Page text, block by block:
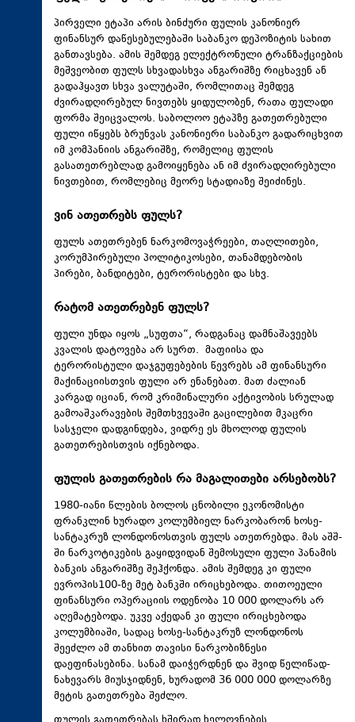
პირველი ეტაპი არის ბინძური ფულის კანონიერ
ფინანსურ დაწესებულებაში საბანკო დეპოზიტის სახით
განთავსება. ამის შემდეგ ელექტრონული ტრანზაქციების
მეშვეობით ფულს სხვადასხვა ანგარიშზე რიცხავენ ან
გადაჰყავთ სხვა ვალუტაში, რომლითაც შემდეგ
ძვირადღირებულ ნივთებს ყიდულობენ, რათა ფულადი
ფორმა შეიცვალოს. საბოლოო ეტაპზე გათეთრებული
ფული იწყებს ბრუნვას კანონიერი საბანკო გადარიცხვით
იმ კომპანიის ანგარიშზე, რომელიც ფულის
გასათეთრებლად გამოიყენება ან იმ ძვირადღირებული
ნივთებით, რომლებიც მეორე სტადიაზე შეიძინეს.
ვინ ათეთრებს ფულს?
ფულს ათეთრებენ ნარკომოვაჭრეები, თაღლითები,
კორუმპირებული პოლიტიკოსები, თანამდებობის
პირები, ბანდიტები, ტერორისტები და სხვ.
რატომ ათეთრებენ ფულს?
ფული უნდა იყოს „სუფთა“, რადგანაც დამნაშავეებს
კვალის დატოვება არ სურთ. მაფიისა და
ტერორისტული დაჯგუფებების წევრებს ამ ფინანსური
მაქინაციისთვის ფული არ ენანებათ. მათ ძალიან
კარგად იციან, რომ კრიმინალური აქტივობის სრულად
გამოაშკარავების შემთხვევაში გაცილებით მკაცრი
სასჯელი დადგინდება, ვიდრე ეს მხოლოდ ფულის
გათეთრებისთვის იქნებოდა.
ფულის გათეთრების რა მაგალითები არსებობს?
1980-იანი წლების ბოლოს ცნობილი ეკონომისტი
ფრანკლინ ხურადო კოლუმბიელ ნარკობარონ ხოსე-
სანტაკრუზ ლონდონოსთვის ფულს ათეთრებდა. მას აშშ-
ში ნარკოტიკების გაყიდვიდან შემოსული ფული პანამის
ბანკის ანგარიშზე შეჰქონდა. ამის შემდეგ კი ფული
ევროპის100-ზე მეტ ბანკში ირიცხებოდა. თითოეული
ფინანსური ოპერაციის ოდენობა 10 000 დოლარს არ
აღემატებოდა. უკვე აქედან კი ფული ირიცხებოდა
კოლუმბიაში, სადაც ხოსე-სანტაკრუზ ლონდონოს
შეეძლო ამ თანხით თავისი ნარკობიზნესი
დაეფინასებინა. სანამ დაიჭერდნენ და შვიდ წელიწად-
ნახევარს მიუსჯიდნენ, ხურადომ 36 000 000 დოლარზე
მეტის გათეთრება შეძლო.